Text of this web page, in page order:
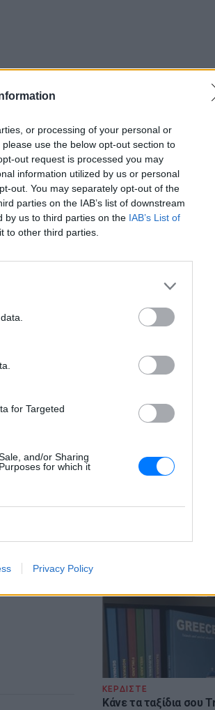
or processing of your personal or
use the below opt-out section to
out request is processed you may
information utilized by us or personal
out. You may separately opt-out of the
parties on the IAB’s list of downstream
by us to third parties on the IAB’s List of
to other third parties.
for Targeted
and/or Sharing
for which it
Privacy Policy
5 one-hit wonders
διάσημοι από…
Ελληνικό γιαούρτι:
scrambled eggs θα
ΚΕΡΔΙΣΤΕ
Καλοκαιρινές
τα μεγαλύτερα
ΚΕΡΔΙΣΤΕ
Κάνε τα ταξίδια σου
αίτηση,
με βάση τα
φέτος.
να
των
τη
τον